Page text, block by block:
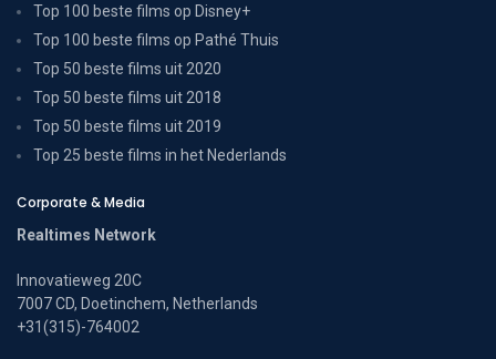
Top 100 beste films op Disney+
Top 100 beste films op Pathé Thuis
Top 50 beste films uit 2020
Top 50 beste films uit 2018
Top 50 beste films uit 2019
Top 25 beste films in het Nederlands
Corporate & Media
Realtimes Network
Innovatieweg 20C
7007 CD, Doetinchem, Netherlands
+31(315)-764002